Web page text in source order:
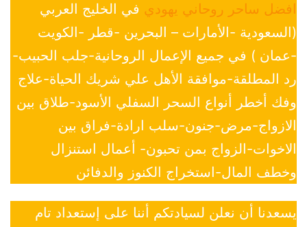
افضل ساحر روحاني يهودي في الخليج العربي
(السعودية -الأمارات – البحرين -قطر -الكويت
-عمان ) في جميع الإعمال الروحانية-جلب الحبيب-
رد المطلقة-موافقة الأهل علي شريك الحياة-علاج
وفك أخطر أنواع السحر السفلي الأسود-طلاق بين
الازواج-مرض-جنون-سلب ارادة-فراق بين
الاخوات-الزواج بمن تحبون- أعمال استنزال
وخطف المال-استخراج الكنوز والدفائن
يسعدنا أن نعلن لسيادتكم أننا على إستعداد تام